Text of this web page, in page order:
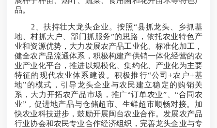
品。
2、扶持壮大龙头企业。按照“县抓龙头、乡抓基
地、村抓大户、部门抓服务”的思路，依托农业特色产
业和资源优势，大力发展农产品工业化、标准化加工，
健全农产品流通体系，积极构建产供销一体化经营的农
业产业化平台，推进以规模化、集约化、产业化为主要
特征的现代农业体系建设。积极推行“公司+农户+基
地”的模式，引导龙头企业与农民建立稳定的购销关
系，大力开拓农产品市场，推广“订单农业”、“合同农
业”，促进地产品与仓储超市、生鲜超市顺畅对接。加
快农业科技进步，鼓励开展闽台农业合作。发展农产品
行业协会和农民专业合作经济组织，完善龙头企业与专